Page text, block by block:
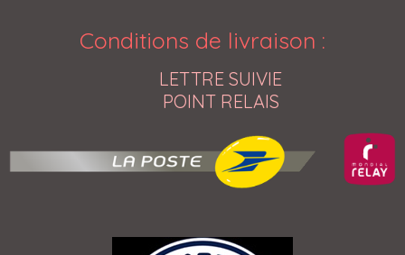
Conditions de livraison :
LETTRE SUIVIE
POINT RELAIS